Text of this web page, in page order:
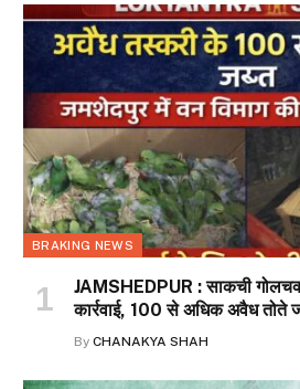
BRAKING NEWS
JAMSHEDPUR : साकची
कार्रवाई, 100 से अधिक अवैध तोते
By CHANAKYA SHAH